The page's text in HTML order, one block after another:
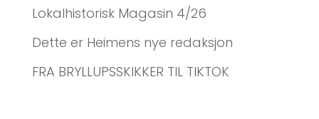
Lokalhistorisk Magasin 4/26
Dette er Heimens nye redaksjon
FRA BRYLLUPSSKIKKER TIL TIKTOK